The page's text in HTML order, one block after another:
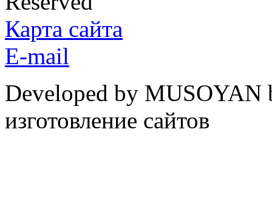
Карта сайта
E-mail
Developed by
изготовление сайтов